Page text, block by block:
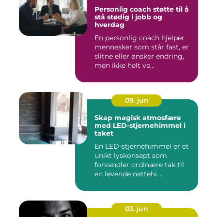
Personlig coach støtte til å
stå stødig i jobb og
hverdag
En personlig coach hjelper
mennesker som står fast, er
slitne eller ønsker endring,
men ikke helt ve...
09. jun
Skap magisk atmosfære
med LED-stjernehimmel i
taket
En LED-stjernehimmel er et
unikt lyskonsept som
forvandler ordinære tak til
en levende nattehi...
03. jun